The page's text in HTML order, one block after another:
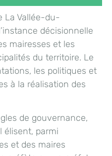
La Vallée-du-
décisionnelle
mairesses et les
du territoire. Le
les politiques et
à la réalisation des
de gouvernance,
élisent, parmi
et des maires